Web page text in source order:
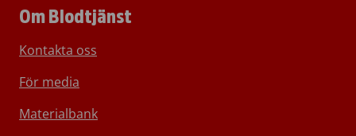
Om Blodtjänst
Kontakta oss
För media
Materialbank